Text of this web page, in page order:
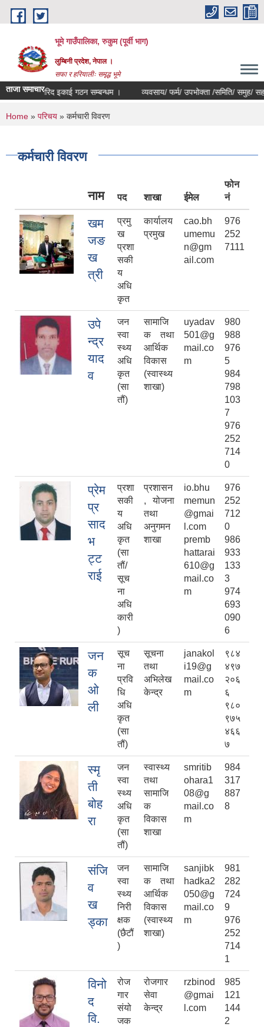
Skip to main content
भूमे गाउँपालिका, रुकुम (पूर्वी भाग)
लुम्बिनी प्रदेश, नेपाल ।
सफा र हरियालीः समृद्ध भूमे
ताजा समाचार
खरिद इकाई गठन सम्बन्धम । व्यवसाय/ फर्म/ उपभोक्ता /समिति/ समुह/ सहकारी
You are here
Home » परिचय » कर्मचारी विवरण
कर्मचारी विवरण
नाम पद शाखा ईमेल
फोन
नं
खम
जङ
ख
त्री
प्रमु
ख
प्रशा
सकी
य
अधि
कृत
कार्यालय
प्रमुख
cao.bh
umemu
n@gm
ail.com
976
252
7111
उपे
न्द्र
याद
व
जन
स्वा
स्थ्य
अधि
कृत
(सा
तौं)
सामाजि
क तथा
आर्थिक
विकास
(स्वास्थ्य
शाखा)
uyadav
501@g
mail.co
m
980
988
976
5
984
798
103
7
976
252
714
0
प्रेम
प्र
साद
भ
ट्ट
राई
प्रशा
सकी
य
अधि
कृत
(सा
तौं/
सूच
ना
अधि
कारी
)
प्रशासन
, योजना
तथा
अनुगमन
शाखा
io.bhu
memun
@gmai
l.com
premb
hattarai
610@g
mail.co
m
976
252
712
0
986
933
133
3
974
693
090
6
जन
क
‍ओ
ली
सूच
ना
प्रवि
धि
अधि
कृत
(सा
तौं)
सूचना
तथा
अभिलेख
केन्द्र
janakol
i19@g
mail.co
m
९८४
४९७
२०६
६
९८०
९७५
४६६
७
स्मृ
ती
बोह
रा
जन
स्वा
स्थ्य
अधि
कृत
(सा
तौं)
स्वास्थ्य
तथा
सामाजि
क
विकास
शाखा
smritib
ohara1
08@g
mail.co
m
984
317
887
8
संजि
व
ख
ड्का
जन
स्वा
स्थ्य
निरी
क्षक
(छैटौं
)
सामाजि
क तथा
आर्थिक
विकास
(स्वास्थ्य
शाखा)
sanjibk
hadka2
050@g
mail.co
m
981
282
724
9
976
252
714
1
विनो
द
वि.
रोज
गार
संयो
जक
रोजगार
सेवा
केन्द्र
rzbinod
@gmai
l.com
985
121
144
2